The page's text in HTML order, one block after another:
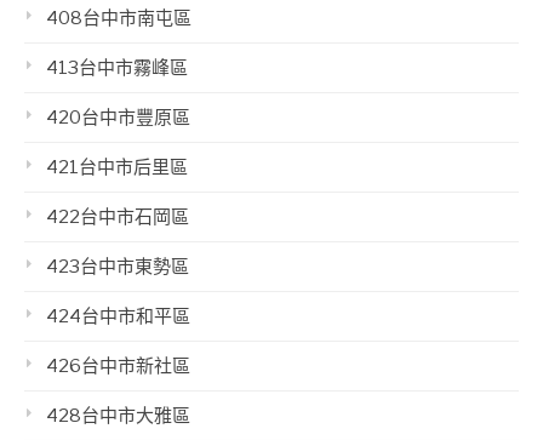
408台中市南屯區
413台中市霧峰區
420台中市豐原區
421台中市后里區
422台中市石岡區
423台中市東勢區
424台中市和平區
426台中市新社區
428台中市大雅區